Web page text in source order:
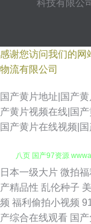
科技有限公
感谢您访问我们的网
物流有限公司
国产黄片地址|国产
产黄片视频在线|国
国产黄片在线视频|
日韩无码导航 香蕉视
八页 国产97资源
日本一级大片 微拍
产精品性 乱伦种子
频 福利偷拍小视频
产综合在线观看 国